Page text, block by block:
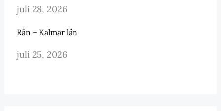
juli 28, 2026
Rån – Kalmar län
juli 25, 2026